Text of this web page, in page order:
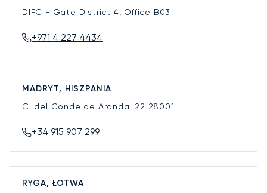
DIFC - Gate District 4, Office B03
+971 4 227 4434
MADRYT, HISZPANIA
C. del Conde de Aranda, 22 28001
+34 915 907 299
RYGA, ŁOTWA